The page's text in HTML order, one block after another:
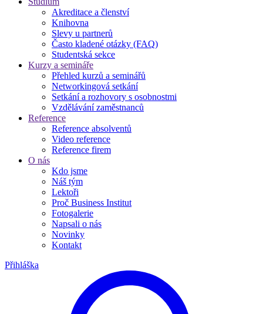
Akreditace a členství
Knihovna
Slevy u partnerů
Často kladené otázky (FAQ)
Studentská sekce
Kurzy a semináře
Přehled kurzů a seminářů
Networkingová setkání
Setkání a rozhovory s osobnostmi
Vzdělávání zaměstnanců
Reference
Reference absolventů
Video reference
Reference firem
O nás
Kdo jsme
Náš tým
Lektoři
Proč Business Institut
Fotogalerie
Napsali o nás
Novinky
Kontakt
Přihláška